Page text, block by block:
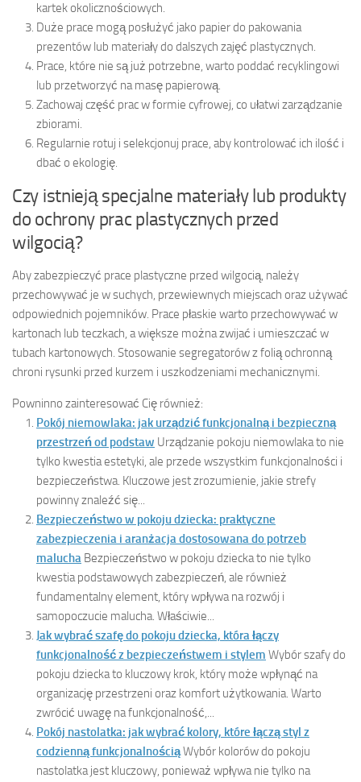
kartek okolicznościowych.
Duże prace mogą posłużyć jako papier do pakowania
prezentów lub materiały do dalszych zajęć plastycznych.
Prace, które nie są już potrzebne, warto poddać recyklingowi
lub przetworzyć na masę papierową.
Zachowaj część prac w formie cyfrowej, co ułatwi zarządzanie
zbiorami.
Regularnie rotuj i selekcjonuj prace, aby kontrolować ich ilość i
dbać o ekologię.
Czy istnieją specjalne materiały lub produkty
do ochrony prac plastycznych przed
wilgocią?
Aby zabezpieczyć prace plastyczne przed wilgocią, należy
przechowywać je w suchych, przewiewnych miejscach oraz używać
odpowiednich pojemników. Prace płaskie warto przechowywać w
kartonach lub teczkach, a większe można zwijać i umieszczać w
tubach kartonowych. Stosowanie segregatorów z folią ochronną
chroni rysunki przed kurzem i uszkodzeniami mechanicznymi.
Powninno zainteresować Cię również:
Pokój niemowlaka: jak urządzić funkcjonalną i bezpieczną
przestrzeń od podstaw Urządzanie pokoju niemowlaka to nie
tylko kwestia estetyki, ale przede wszystkim funkcjonalności i
bezpieczeństwa. Kluczowe jest zrozumienie, jakie strefy
powinny znaleźć się...
Bezpieczeństwo w pokoju dziecka: praktyczne
zabezpieczenia i aranżacja dostosowana do potrzeb
malucha Bezpieczeństwo w pokoju dziecka to nie tylko
kwestia podstawowych zabezpieczeń, ale również
fundamentalny element, który wpływa na rozwój i
samopoczucie malucha. Właściwie...
Jak wybrać szafę do pokoju dziecka, która łączy
funkcjonalność z bezpieczeństwem i stylem Wybór szafy do
pokoju dziecka to kluczowy krok, który może wpłynąć na
organizację przestrzeni oraz komfort użytkowania. Warto
zwrócić uwagę na funkcjonalność,...
Pokój nastolatka: jak wybrać kolory, które łączą styl z
codzienną funkcjonalnościąWybór kolorów do pokoju
nastolatka jest kluczowy, ponieważ wpływa nie tylko na